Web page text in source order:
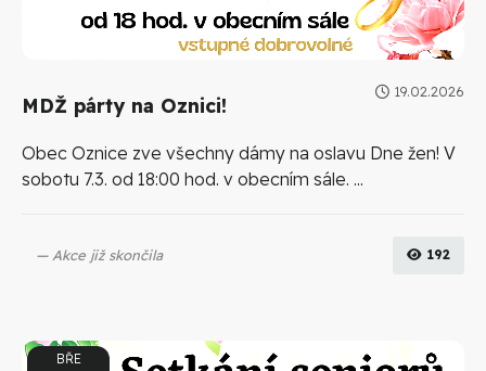
19.02.2026
MDŽ párty na Oznici!
Obec Oznice zve všechny dámy na oslavu Dne žen! V
sobotu 7.3. od 18:00 hod. v obecním sále. ...
Akce již skončila 192
BŘE